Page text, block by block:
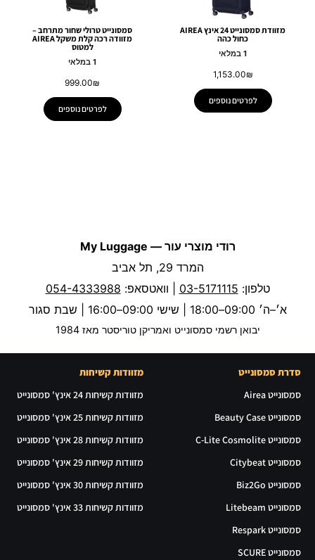
מזוודת סמסונייט 24 אינץ AIREA
כחול כהה
1 במלאי
1,153.00₪
לפרטים נוספים
סמסונייט טרולי שחור מתרחב –
מזוודה רכה קלת משקל AIREA
למטוס
1 במלאי
999.00₪
לפרטים נוספים
רודי מוצרי עור — My Luggage
המרד 29, תל אביב
טלפון: 03-5171115 | וואטסאפ: 054-4333988
א׳–ה׳ 09:00–18:00 | שישי 09:00–16:00 | שבת סגור
יבואן רשמי סמסונייט ואמריקן טוריסטר מאז 1984
סדרת סמסונייט
סמסונייט Airea
סמסונייט Beauty Case
סמסונייט C-Lite Cosmolite
סמסונייט Citybeat
סמסונייט Biz2Go
סמסונייט Litebeam
סמסונייט Respark
סמסונייט SCURE
מזוודות קשיחות
מזוודות קשיחות 24 אינץ' סמסונייט
מזוודות קשיחות 25 אינץ' סמסונייט
מזוודות קשיחות 28 אינץ' סמסונייט
מזוודות קשיחות 29 אינץ' סמסונייט
מזוודות קשיחות 30 אינץ' סמסונייט
מזוודות קשיחות 33 אינץ' סמסונייט